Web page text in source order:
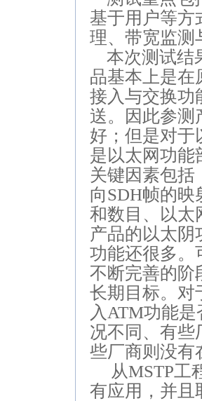
基于用户等方
理、带宽监测
本次测试结
品基本上是在
接入与交换功
送。因此参测
好；但是对于
是以太网功能
关键因素包括
向SDH帧的映
和数目、以太
产品的以太阴
功能还很多。
不断完善的阶
长期目标。对
入 ATM功能是
况不同、有些
些厂商则没有
从MSTP工
有应用，并且